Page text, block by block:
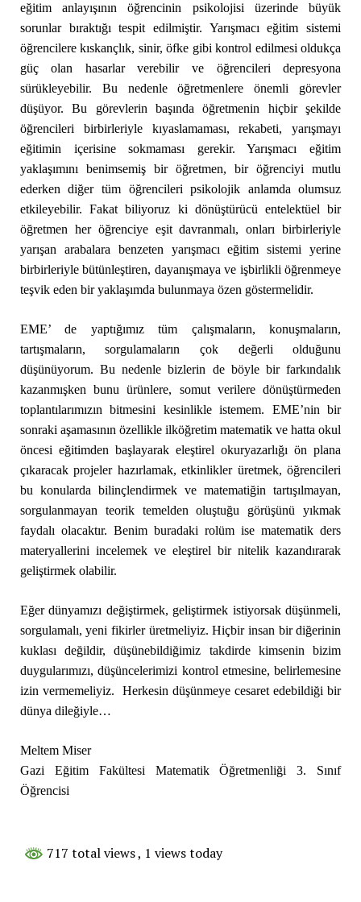
eğitim anlayışının öğrencinin psikolojisi üzerinde büyük
sorunlar bıraktığı tespit edilmiştir. Yarışmacı eğitim sistemi
öğrencilere kıskançlık, sinir, öfke gibi kontrol edilmesi oldukça
güç olan hasarlar verebilir ve öğrencileri depresyona
sürükleyebilir. Bu nedenle öğretmenlere önemli görevler
düşüyor. Bu görevlerin başında öğretmenin hiçbir şekilde
öğrencileri birbirleriyle kıyaslamaması, rekabeti, yarışmayı
eğitimin içerisine sokmaması gerekir. Yarışmacı eğitim
yaklaşımını benimsemiş bir öğretmen, bir öğrenciyi mutlu
ederken diğer tüm öğrencileri psikolojik anlamda olumsuz
etkileyebilir. Fakat biliyoruz ki dönüştürücü entelektüel bir
öğretmen her öğrenciye eşit davranmalı, onları birbirleriyle
yarışan arabalara benzeten yarışmacı eğitim sistemi yerine
birbirleriyle bütünleştiren, dayanışmaya ve işbirlikli öğrenmeye
teşvik eden bir yaklaşımda bulunmaya özen göstermelidir.
EME’ de yaptığımız tüm çalışmaların, konuşmaların,
tartışmaların, sorgulamaların çok değerli olduğunu
düşünüyorum. Bu nedenle bizlerin de böyle bir farkındalık
kazanmışken bunu ürünlere, somut verilere dönüştürmeden
toplantılarımızın bitmesini kesinlikle istemem. EME’nin bir
sonraki aşamasının özellikle ilköğretim matematik ve hatta okul
öncesi eğitimden başlayarak eleştirel okuryazarlığı ön plana
çıkaracak projeler hazırlamak, etkinlikler üretmek, öğrencileri
bu konularda bilinçlendirmek ve matematiğin tartışılmayan,
sorgulanmayan teorik temelden oluştuğu görüşünü yıkmak
faydalı olacaktır. Benim buradaki rolüm ise matematik ders
materyallerini incelemek ve eleştirel bir nitelik kazandırarak
geliştirmek olabilir.
Eğer dünyamızı değiştirmek, geliştirmek istiyorsak düşünmeli,
sorgulamalı, yeni fikirler üretmeliyiz. Hiçbir insan bir diğerinin
kuklası değildir, düşünebildiğimiz takdirde kimsenin bizim
duygularımızı, düşüncelerimizi kontrol etmesine, belirlemesine
izin vermemeliyiz. Herkesin düşünmeye cesaret edebildiği bir
dünya dileğiyle…
Meltem Miser
Gazi Eğitim Fakültesi Matematik Öğretmenliği 3. Sınıf
Öğrencisi
717 total views, 1 views today